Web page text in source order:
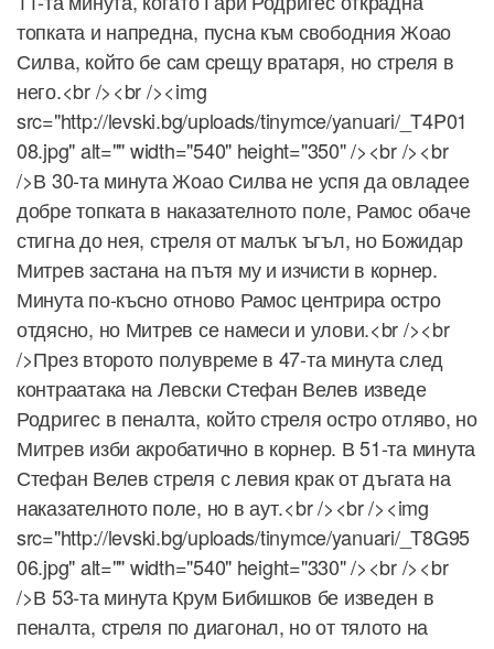
топката и напредна, пусна към свободния Жоао
Силва, който бе сам срещу вратаря, но стреля в
него.<br /><br /><img
src="http://levski.bg/uploads/tinymce/yanuari/_T4P01
08.jpg" alt="" width="540" height="350" /><br /><br
/>В 30-та минута Жоао Силва не успя да овладее
добре топката в наказателното поле, Рамос обаче
стигна до нея, стреля от малък ъгъл, но Божидар
Митрев застана на пътя му и изчисти в корнер.
Минута по-късно отново Рамос центрира остро
отдясно, но Митрев се намеси и улови.<br /><br
/>През второто полувреме в 47-та минута след
контраатака на Левски Стефан Велев изведе
Родригес в пеналта, който стреля остро отляво, но
Митрев изби акробатично в корнер. В 51-та минута
Стефан Велев стреля с левия крак от дъгата на
наказателното поле, но в аут.<br /><br /><img
src="http://levski.bg/uploads/tinymce/yanuari/_T8G95
06.jpg" alt="" width="540" height="330" /><br /><br
/>В 53-та минута Крум Бибишков бе изведен в
пеналта, стреля по диагонал, но от тялото на